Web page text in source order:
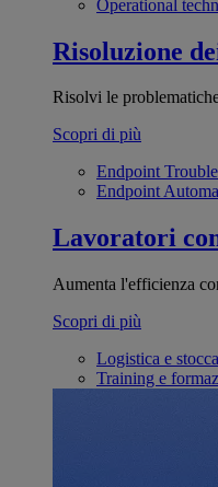
Operational
Risoluzione
Risolvi le
Scopri di più
Endpoint
Endpoint
Lavoratori
Aumenta l'efficienza
Scopri di più
Logistica e
Training e